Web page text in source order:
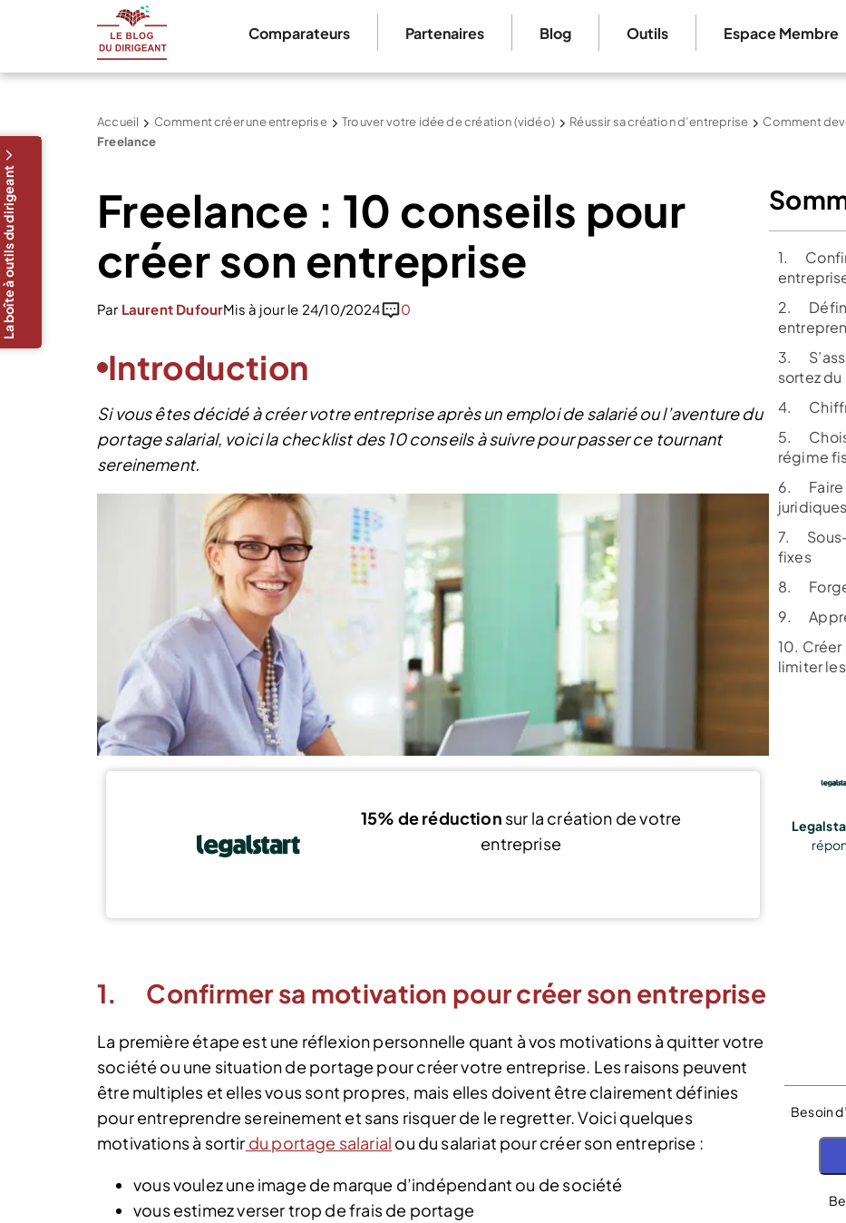
Comparateurs Partenaires Blog Outils Espace Membre
Accueil Comment créer une entreprise Trouver votre idée de création (vidéo) Réussir sa création d’entreprise Comment
Freelance
Freelance : 10 conseils pour
créer son entreprise
Par Laurent DufourMis à jour le 24/10/2024 0
Introduction
Si vous êtes décidé à créer votre entreprise après un emploi de salarié ou l’aventure du
portage salarial, voici la checklist des 10 conseils à suivre pour passer ce tournant
sereinement.
La boîte à outils du dirigeant
15% de réduction sur la création de votre
entreprise
1. Confirmer sa motivation pour créer son entreprise
La première étape est une réflexion personnelle quant à vos motivations à quitter votre
société ou une situation de portage pour créer votre entreprise. Les raisons peuvent
être multiples et elles vous sont propres, mais elles doivent être clairement définies
pour entreprendre sereinement et sans risquer de le regretter. Voici quelques
motivations à sortir du portage salarial ou du salariat pour créer son entreprise :
vous voulez une image de marque d’indépendant ou de société
vous estimez verser trop de frais de portage
1.
2.
3.
sortez
4.
5.
régime
6. Faire
juridiques
7. Sous-
fixes
8.
9.
10.
limiter
Besoin